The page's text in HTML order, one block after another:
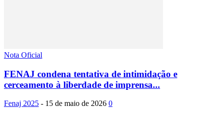
Nota Oficial
FENAJ condena tentativa de intimidação e
cerceamento à liberdade de imprensa...
Fenaj 2025 - 15 de maio de 2026 0